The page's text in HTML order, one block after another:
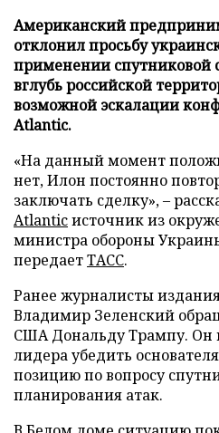
Американский
отклонил просьбу
применении спутниковой
вглубь российской
возможной эскалации
Atlantic.
«На данный момент
нет, Илон постоянно
заключать сделку», –
Atlanticисточник из
министра обороны
передаетТАСС.
Ранее журналисты
Владимир Зеленский
США Дональду Трампу. Он
лидера убедить
позицию по вопросу
планирования атак.